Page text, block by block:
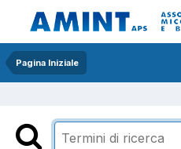
Pagina Iniziale